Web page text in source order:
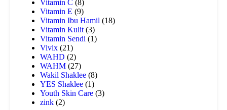
Vitamin C (8)
Vitamin E (9)
Vitamin Ibu Hamil (18)
Vitamin Kulit (3)
Vitamin Sendi (1)
Vivix (21)
WAHD (2)
WAHM (27)
Wakil Shaklee (8)
YES Shaklee (1)
Youth Skin Care (3)
zink (2)